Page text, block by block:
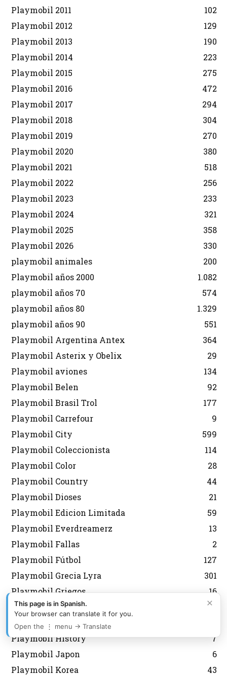
Playmobil 2011
102
Playmobil 2012
129
Playmobil 2013
190
Playmobil 2014
223
Playmobil 2015
275
Playmobil 2016
472
Playmobil 2017
294
Playmobil 2018
304
Playmobil 2019
270
Playmobil 2020
380
Playmobil 2021
518
Playmobil 2022
256
Playmobil 2023
233
Playmobil 2024
321
Playmobil 2025
358
Playmobil 2026
330
playmobil animales
200
Playmobil años 2000
1.082
playmobil años 70
574
playmobil años 80
1.329
playmobil años 90
551
Playmobil Argentina Antex
364
Playmobil Asterix y Obelix
29
Playmobil aviones
134
Playmobil Belen
92
Playmobil Brasil Trol
177
Playmobil Carrefour
9
Playmobil City
599
Playmobil Coleccionista
114
Playmobil Color
28
Playmobil Country
44
Playmobil Dioses
21
Playmobil Edicion Limitada
59
Playmobil Everdreamerz
13
Playmobil Fallas
2
Playmobil Fútbol
127
Playmobil Grecia Lyra
301
Playmobil Griegos
16
Playmobil Heidi
11
Playmobil Heroes
Playmobil History
7
Playmobil Japon
6
Playmobil Korea
43
×
This page is in Spanish.
Your browser can translate it for you.
Open the ⋮ menu → Translate